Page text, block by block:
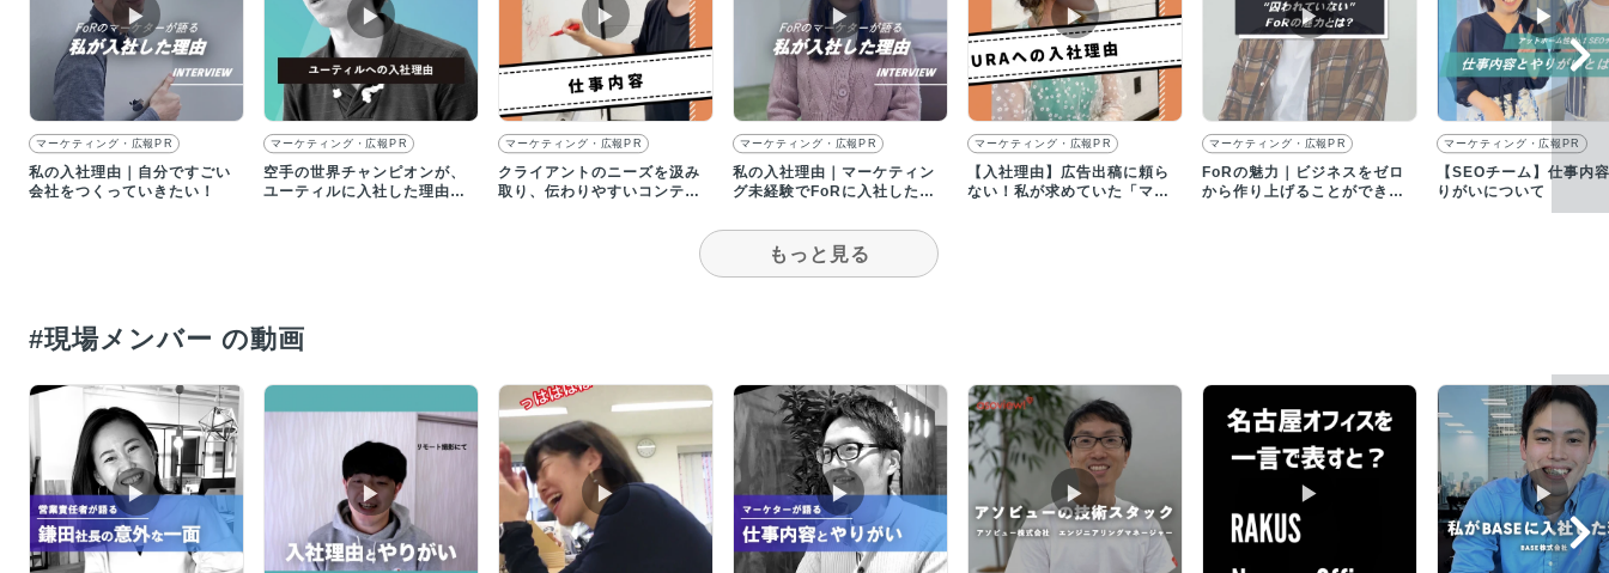
▶︎
マーケティング・広報PR
私の入社理由｜自分ですごい
会社をつくっていきたい！
▶︎
マーケティング・広報PR
空手の世界チャンピオンが、
ユーティルに入社した理由と
▶︎
マーケティング・広報PR
クライアントのニーズを汲み
取り、伝わりやすいコンテン
▶︎
マーケティング・広報PR
私の入社理由｜マーケティン
グ未経験でFoRに入社したワ
▶︎
マーケティング・広報PR
【入社理由】広告出稿に頼ら
ない！私が求めていた「マー
▶︎
マーケティング・広報PR
FoRの魅力｜ビジネスをゼロ
から作り上げることができる
▶︎
マーケティング・広報PR
【SEOチーム】仕事内
りがいについて
もっと見る
#現場メンバー の動画
▶︎ ▶︎ ▶︎ ▶︎ ▶︎ ▶︎ ▶︎